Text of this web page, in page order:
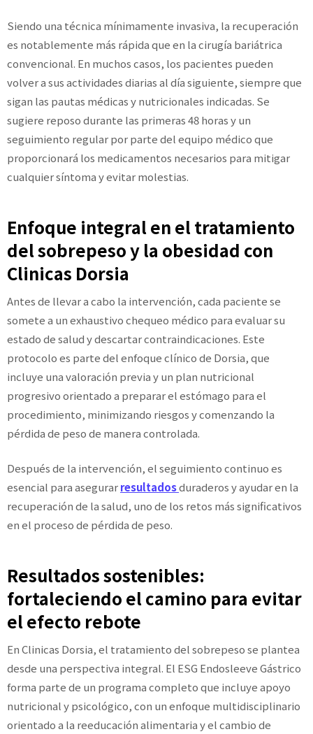
Siendo una técnica mínimamente invasiva, la recuperación
es notablemente más rápida que en la cirugía bariátrica
convencional. En muchos casos, los pacientes pueden
volver a sus actividades diarias al día siguiente, siempre que
sigan las pautas médicas y nutricionales indicadas. Se
sugiere reposo durante las primeras 48 horas y un
seguimiento regular por parte del equipo médico que
proporcionará los medicamentos necesarios para mitigar
cualquier síntoma y evitar molestias.
Enfoque integral en el tratamiento
del sobrepeso y la obesidad con
Clinicas Dorsia
Antes de llevar a cabo la intervención, cada paciente se
somete a un exhaustivo chequeo médico para evaluar su
estado de salud y descartar contraindicaciones. Este
protocolo es parte del enfoque clínico de Dorsia, que
incluye una valoración previa y un plan nutricional
progresivo orientado a preparar el estómago para el
procedimiento, minimizando riesgos y comenzando la
pérdida de peso de manera controlada.
Después de la intervención, el seguimiento continuo es
esencial para asegurarresultadosduraderos y ayudar en la
recuperación de la salud, uno de los retos más significativos
en el proceso de pérdida de peso.
Resultados sostenibles:
fortaleciendo el camino para evitar
el efecto rebote
En Clinicas Dorsia, el tratamiento del sobrepeso se plantea
desde una perspectiva integral. El ESG Endosleeve Gástrico
forma parte de un programa completo que incluye apoyo
nutricional y psicológico, con un enfoque multidisciplinario
orientado a la reeducación alimentaria y el cambio de